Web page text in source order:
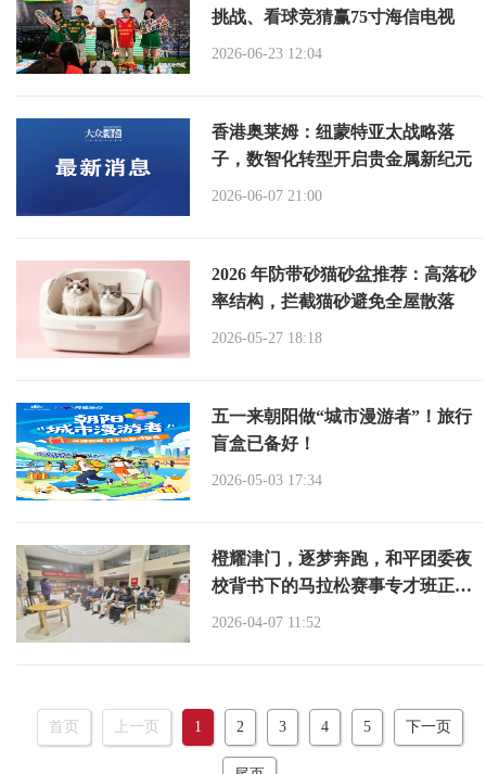
挑战、看球竞猜赢75寸海信电视
2026-06-23 12:04
香港奥莱姆：纽蒙特亚太战略落
子，数智化转型开启贵金属新纪元
2026-06-07 21:00
2026 年防带砂猫砂盆推荐：高落砂
率结构，拦截猫砂避免全屋散落
2026-05-27 18:18
五一来朝阳做“城市漫游者”！旅行
盲盒已备好！
2026-05-03 17:34
橙耀津门，逐梦奔跑，和平团委夜
校背书下的马拉松赛事专才班正式
开启
2026-04-07 11:52
首页 上一页 1 2 3 4 5 下一页